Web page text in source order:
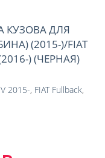
КУЗОВА ДЛЯ
(2015-)/FIAT
) (ЧЕРНАЯ)
2015-, FIAT Fullback,